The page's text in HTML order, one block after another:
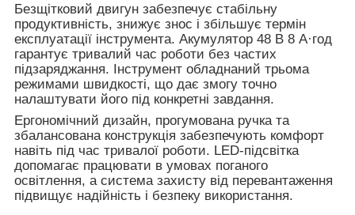
Безщітковий двигун забезпечує стабільну
продуктивність, знижує знос і збільшує термін
експлуатації інструмента. Акумулятор 48 В 8 А·год
гарантує тривалий час роботи без частих
підзаряджання. Інструмент обладнаний трьома
режимами швидкості, що дає змогу точно
налаштувати його під конкретні завдання.
Ергономічний дизайн, прогумована ручка та
збалансована конструкція забезпечують комфорт
навіть під час тривалої роботи. LED-підсвітка
допомагає працювати в умовах поганого
освітлення, а система захисту від перевантаження
підвищує надійність і безпеку використання.